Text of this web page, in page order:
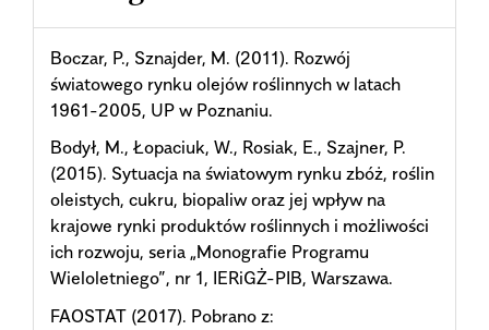
Boczar, P., Sznajder, M. (2011). Rozwój
światowego rynku olejów roślinnych w latach
1961-2005, UP w Poznaniu.
Bodył, M., Łopaciuk, W., Rosiak, E., Szajner, P.
(2015). Sytuacja na światowym rynku zbóż, roślin
oleistych, cukru, biopaliw oraz jej wpływ na
krajowe rynki produktów roślinnych i możliwości
ich rozwoju, seria „Monografie Programu
Wieloletniego”, nr 1, IERiGŻ-PIB, Warszawa.
FAOSTAT (2017). Pobrano z: